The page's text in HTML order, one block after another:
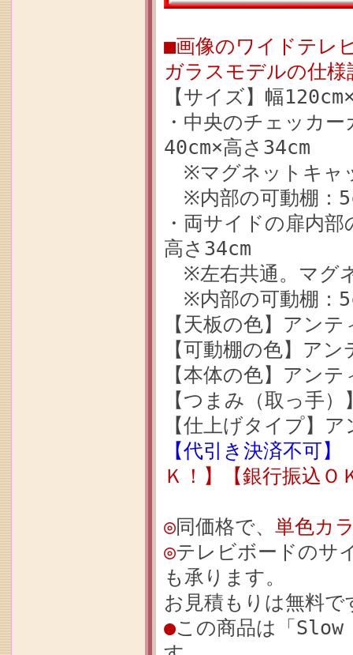
■画像のワイドテ
ガラスモデルの仕様
【サイズ】幅
・中央のチェッカ
40cm×高さ34cm
※マグネットキャ
※内部の可動棚：
・両サイドの扉内
高さ34cm
※左右共通。マグ
※内部の可動棚：
【天板の色】アン
【可動棚の色】ア
【本体の色】アン
【つまみ（取っ手
【仕上げタイプ】
【代引き決済不可】
Ｋ！】【銀行振込Ｏ
◎同価格で、 単色カ
◎テレビボードのサ
も承ります。
お見積もりは無料
●この商品は「